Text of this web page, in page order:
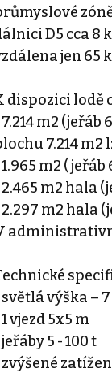
D5 cca 8
jen 65
dispozici lodě
7.214 m2 (jeřáb
7.214
1.965 m2 (
2.465 m2 hala
2.297 m2 hala
světlá výška –
1 vjezd 5x5 m
jeřáby 5 - 100 t
zvýšené